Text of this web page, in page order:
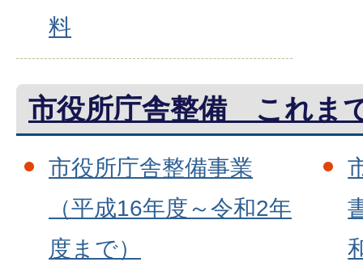
料
市役所庁舎整備 これま
市役所庁舎整備事業
（平成16年度～令和2年
度まで）